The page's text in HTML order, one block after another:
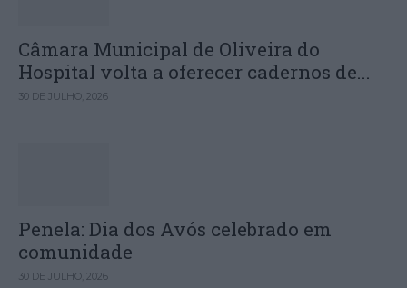
Câmara Municipal de Oliveira do
Hospital volta a oferecer cadernos de...
30 DE JULHO, 2026
Penela: Dia dos Avós celebrado em
comunidade
30 DE JULHO, 2026